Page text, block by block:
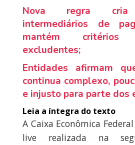
Nova regra cria
intermediários de
mantém critérios
excludentes;
Entidades afirmam
continua complexo,
e injusto para parte dos
Leia a íntegra do texto
A Caixa Econômica
live realizada na